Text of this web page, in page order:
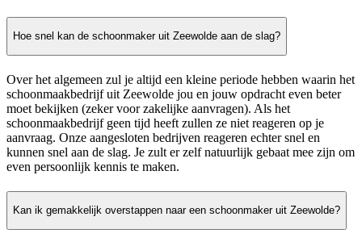
Hoe snel kan de schoonmaker uit Zeewolde aan de slag?
Over het algemeen zul je altijd een kleine periode hebben waarin het
schoonmaakbedrijf uit Zeewolde jou en jouw opdracht even beter
moet bekijken (zeker voor zakelijke aanvragen). Als het
schoonmaakbedrijf geen tijd heeft zullen ze niet reageren op je
aanvraag. Onze aangesloten bedrijven reageren echter snel en
kunnen snel aan de slag. Je zult er zelf natuurlijk gebaat mee zijn om
even persoonlijk kennis te maken.
Kan ik gemakkelijk overstappen naar een schoonmaker uit Zeewolde?